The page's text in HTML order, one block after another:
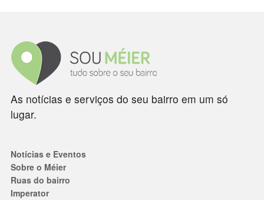
As notícias e serviços do seu bairro em um só
lugar.
Notícias e Eventos
Sobre o Méier
Ruas do bairro
Imperator